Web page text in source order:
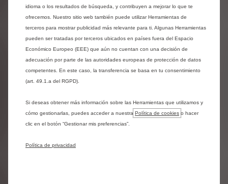
Renting
Con una única mensualidad, tienes un coche
nuevo y múltiples servicios incluidos: seguro,
asistencia, mantenimiento, impuestos y más.
idioma o los resultados de búsqueda, y contribuyen a mejorar lo que te
ofrecemos. Nuestro sitio web también puede utilizar Herramientas de
terceros para mostrar publicidad más relevante para ti. Algunas Herramientas
pueden ser tratadas por terceros ubicados en países fuera del Espacio
Económico Europeo (EEE) que aún no cuentan con una decisión de
adecuación por parte de las autoridades europeas de protección de datos
competentes. En este caso, la transferencia se basa en tu consentimiento
(art. 49.1.a del RGPD).
Si deseas obtener más información sobre las Herramientas que utilizamos y
cómo gestionarlas, puedes acceder a nuestra Política de cookies o hacer
clic en el botón “Gestionar mis preferencias”.
Política de privacidad